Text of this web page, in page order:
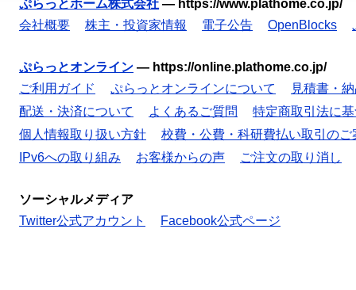
ぷらっとホーム株式会社 — https://www.plathome.co.jp/
会社概要
株主・投資家情報 電子公告 OpenBlocks
ぷらっとオンライン — https://online.plathome.co.jp/
ご利用ガイド
ぷらっとオンラインについて
見積書・
配送・決済について
よくあるご質問
特定商取引法に
個人情報取り扱い方針
校費・公費・科研費払い取引のご
IPv6への取り組み
お客様からの声 ご注文の取り消し
ソーシャルメディア
Twitter公式アカウント
Facebook公式ページ